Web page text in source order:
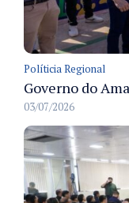
Políticia Regional
03/07/2026